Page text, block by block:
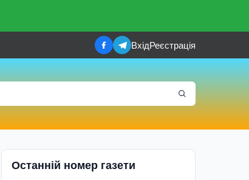
ВхідРеєстрація
Останній номер газети